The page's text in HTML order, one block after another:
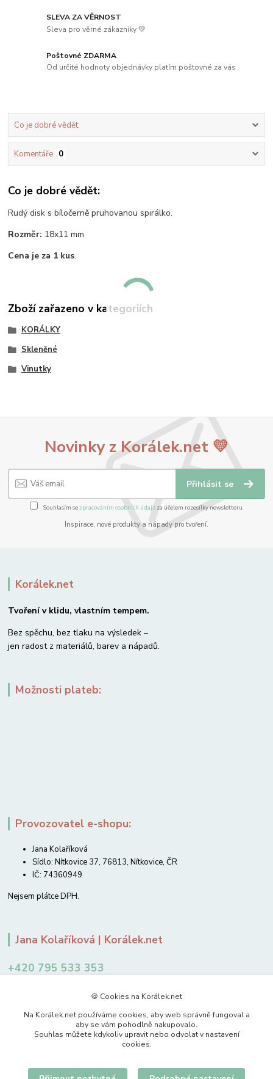
SLEVA ZA VĚRNOST
Sleva pro věrné zákazníky 💛
Poštovné ZDARMA
Od určité hodnoty objednávky platím poštovné za vás
Co je dobré vědět:
Komentáře 0
Co je dobré vědět:
Rudý disk s bíločerně pruhovanou spirálko.
Rozměr: 18x11 mm
Cena je za 1 kus.
Zboží zařazeno v kategoriích
KORÁLKY
Skleněné
Vinutky
Novinky z Korálek.net 💛
Přihlásit se
Souhlasím se zpracováním osobních údajůza účelem rozesílky newsletteru.
Inspirace, nové produkty a nápady pro tvoření.
Korálek.net
Tvoření v klidu, vlastním tempem.
Bez spěchu, bez tlaku na výsledek –
jen radost z materiálů, barev a nápadů.
Možnosti plateb:
Provozovatel e-shopu:
Jana Kolaříková
Sídlo: Nítkovice 37, 76813, Nítkovice, ČR
IČ: 74360949
Nejsem plátce DPH.
Jana Kolaříková | Korálek.net
+420 795 533 353
🍪 Cookies na Korálek.net
Na Korálek.net používáme cookies, aby web správně fungoval a
aby se vám pohodlně nakupovalo.
Souhlas můžete kdykoliv upravit nebo odvolat v nastavení
cookies.